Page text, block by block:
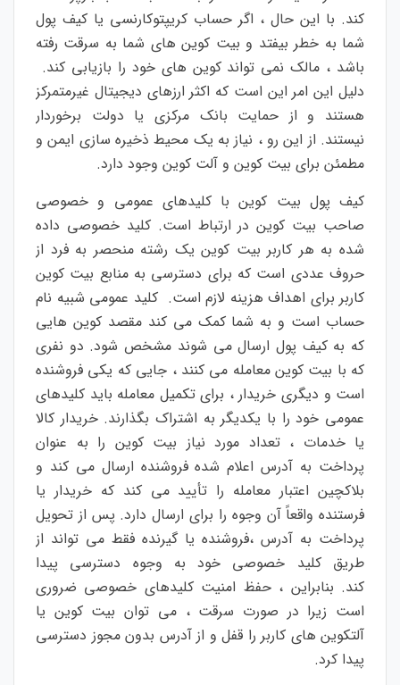
کند. با این حال ، اگر حساب کریپتوکارنسی یا کیف پول
شما به خطر بیفتد و بیت کوین های شما به سرقت رفته
باشد ، مالک نمی تواند کوین های خود را بازیابی کند.
دلیل این امر این است که اکثر ارزهای دیجیتال غیرمتمرکز
هستند و از حمایت بانک مرکزی یا دولت برخوردار
نیستند. از این رو ، نیاز به یک محیط ذخیره سازی ایمن و
مطمئن برای بیت کوین و آلت کوین وجود دارد.
کیف پول بیت کوین با کلیدهای عمومی و خصوصی
صاحب بیت کوین در ارتباط است. کلید خصوصی داده
شده به هر کاربر بیت کوین یک رشته منحصر به فرد از
حروف عددی است که برای دسترسی به منابع بیت کوین
کاربر برای اهداف هزینه لازم است. کلید عمومی شبیه نام
حساب است و به شما کمک می کند مقصد کوین هایی
که به کیف پول ارسال می شوند مشخص شود. دو نفری
که با بیت کوینمعامله می کنند ، جایی که یکی فروشنده
است و دیگری خریدار ، برای تکمیل معامله باید کلیدهای
عمومی خود را با یکدیگر به اشتراک بگذارند. خریدار کالا
یا خدمات ، تعداد مورد نیاز بیت کوین را به عنوان
پرداخت به آدرس اعلام شده فروشنده ارسال می کند و
بلاکچین اعتبار معامله را تأیید می کند که خریدار یا
فرستنده واقعاً آن وجوه را برای ارسال دارد. پس از تحویل
پرداخت به آدرس ،فروشنده یا گیرنده فقط می تواند از
طریق کلید خصوصی خود به وجوه دسترسی پیدا
کند. بنابراین ، حفظ امنیت کلیدهای خصوصی ضروری
است زیرا در صورت سرقت ، می توان بیت کوین یا
آلتکوین های کاربر را قفل و از آدرس بدون مجوز دسترسی
پیدا کرد.